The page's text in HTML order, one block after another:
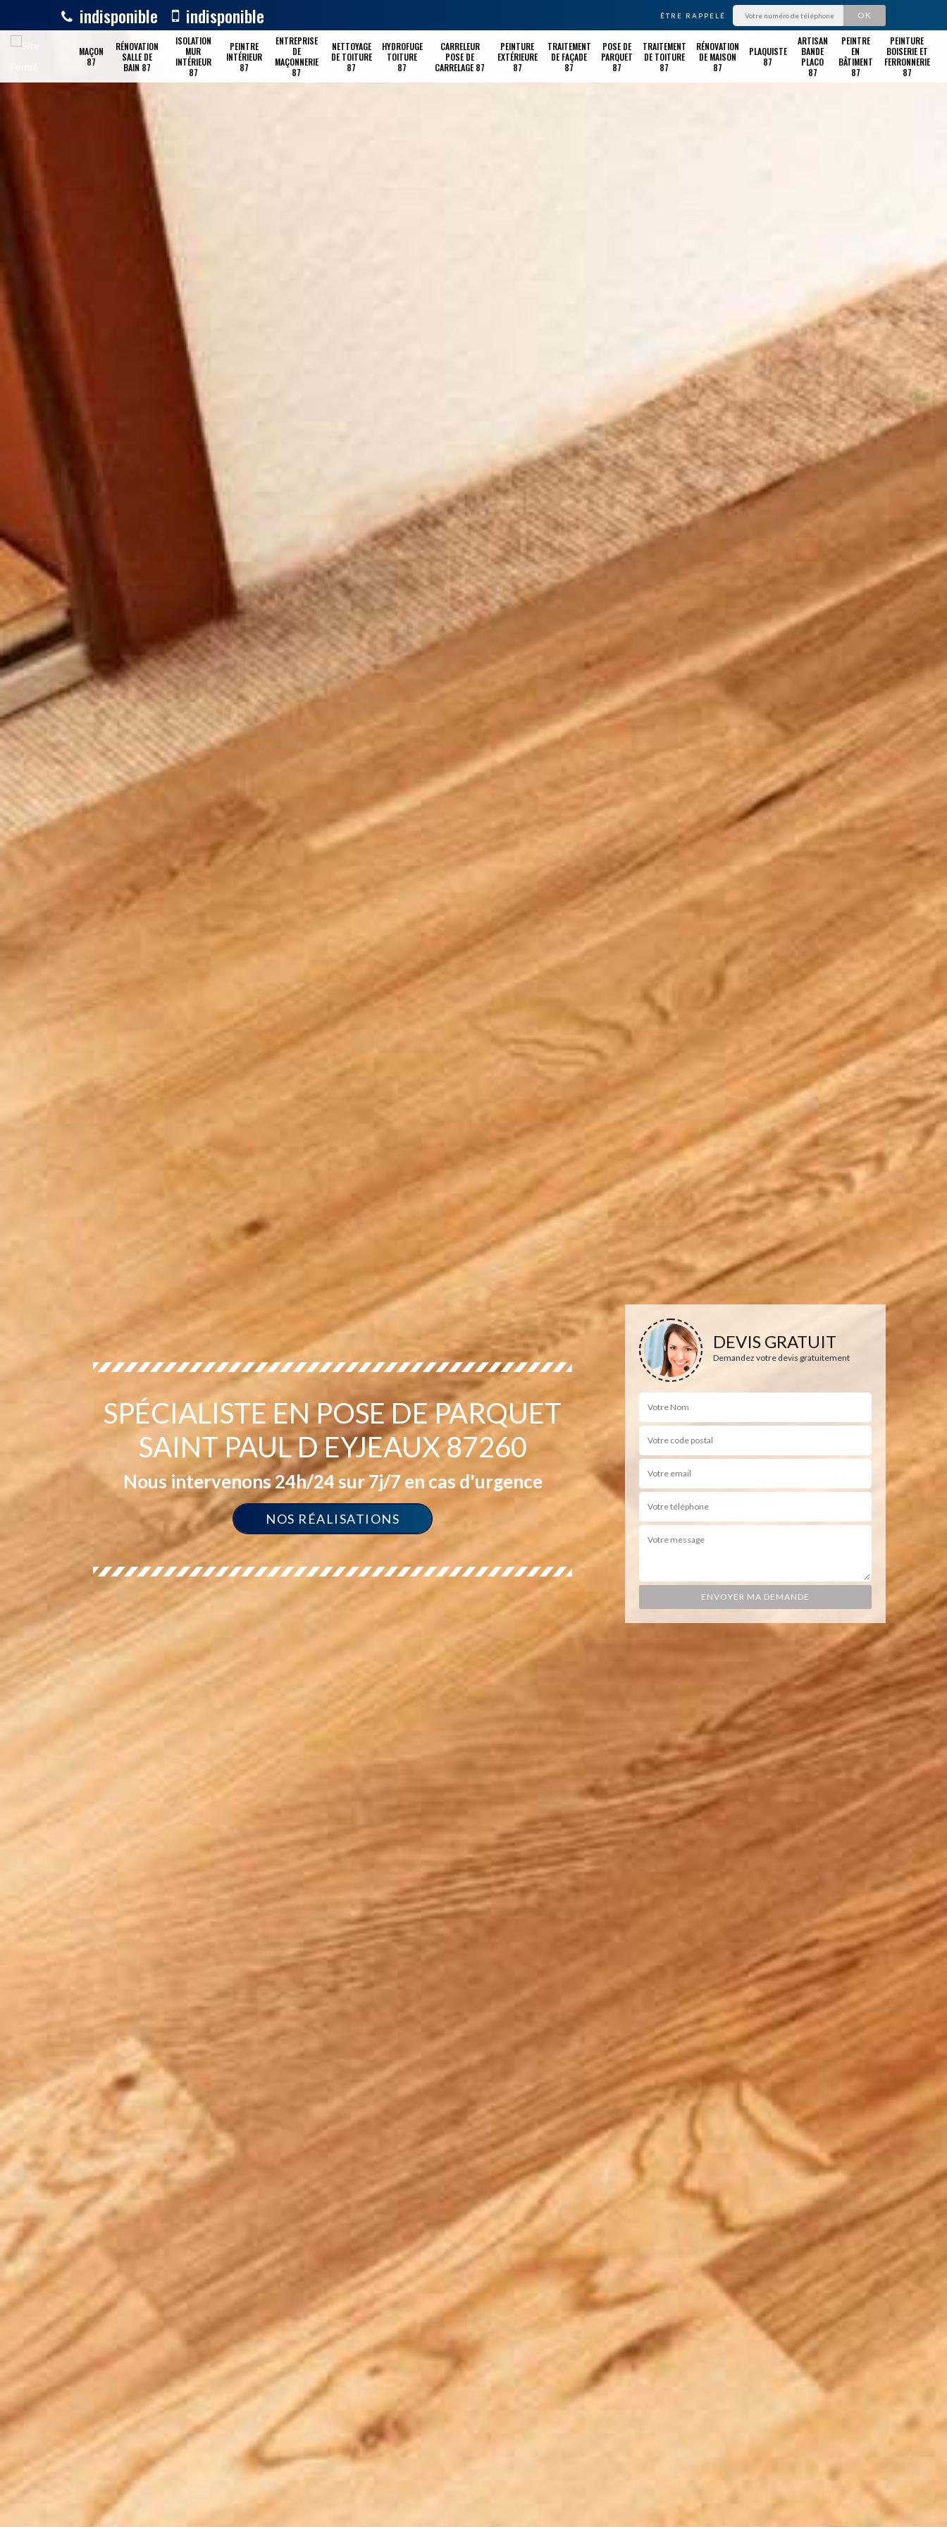
indisponible indisponible ÊTRE RAPPELÉ
MAÇON
87
RÉNOVATION
SALLE DE
BAIN 87
ISOLATION
MUR
INTÉRIEUR
87
PEINTRE
INTÉRIEUR
87
ENTREPRISE
DE
MAÇONNERIE
87
NETTOYAGE
DE TOITURE
87
HYDROFUGE
TOITURE
87
CARRELEUR
POSE DE
CARRELAGE 87
PEINTURE
EXTÉRIEURE
87
TRAITEMENT
DE FAÇADE
87
POSE DE
PARQUET
87
TRAITEMENT
DE TOITURE
87
RÉNOVATION
DE MAISON
87
PLAQUISTE
87
ARTISAN
BANDE
PLACO
87
PEINTRE
EN
BÂTIMENT
87
PEINTURE
BOISERIE ET
FERRONNERIE
87
SPÉCIALISTE EN POSE DE PARQUET
SAINT PAUL D EYJEAUX 87260
Nous intervenons 24h/24 sur 7j/7 en cas d'urgence
NOS RÉALISATIONS
DEVIS GRATUIT
Demandez votre devis gratuitement